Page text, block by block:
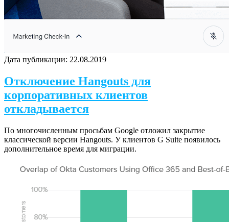
Дата публикации: 22.08.2019
Отключение Hangouts для
корпоративных клиентов
откладывается
По многочисленным просьбам Google отложил закрытие
классической версии Hangouts. У клиентов G Suite появилось
дополнительное время для миграции.